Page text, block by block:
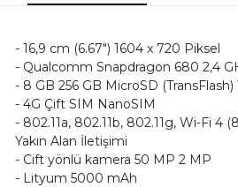
- 16,9 cm (6.67") 1604 x 720 Piksel
- Qualcomm Snapdragon 680 2,4
- 8 GB 256 GB MicroSD (TransFlash)
- 4G Çift SIM NanoSIM
- 802.11a, 802.11b, 802.11g, Wi-Fi 4
Yakın Alan İletişimi
- Cift yönlü kamera 50 MP 2 MP
- Lityum 5000 mAh